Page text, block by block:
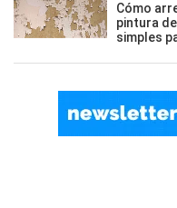
Cómo
pintura
simples